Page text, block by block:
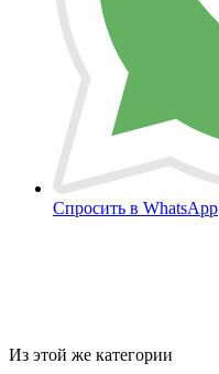
Спросить в WhatsApp
Из этой же категории